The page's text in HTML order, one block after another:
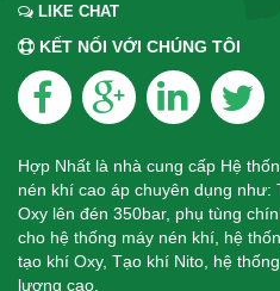
LIKE CHAT
KẾT NỐI VỚI CHÚNG TÔI
Hợp Nhất là nhà cung cấp Hệ
nén khí cao áp chuyên dụng như:
Oxy lên đén 350bar, phụ tùng
cho hệ thống máy nén khí, hệ
tạo khí Oxy, Tạo khí Nito, hệ
lượng cao.